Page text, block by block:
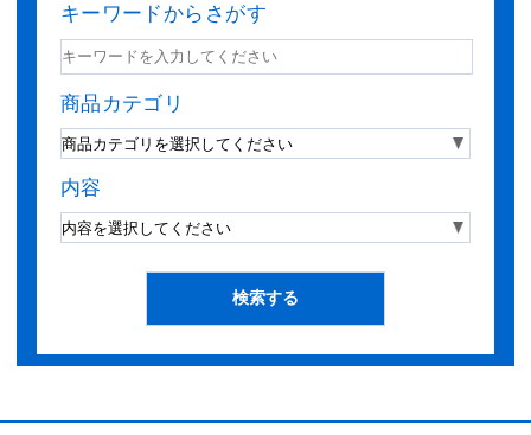
キーワードからさがす
商品カテゴリ
内容